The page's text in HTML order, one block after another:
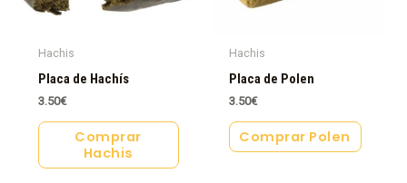
Hachis
Placa de Hachís
3.50€
Comprar
Hachis
Hachis
Placa de Polen
3.50€
Comprar Polen